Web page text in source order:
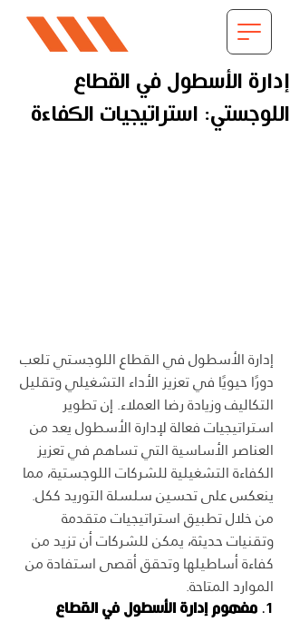
إدارة الأسطول في القطاع
اللوجستي: استراتيجيات الكفاءة
إدارة الأسطول في القطاع اللوجستي تلعب
دورًا حيويًا في تعزيز الأداء التشغيلي وتقليل
التكاليف وزيادة رضا العملاء. إن تطوير
استراتيجيات فعالة لإدارة الأسطول يعد من
العناصر الأساسية التي تساهم في تعزيز
الكفاءة التشغيلية للشركات اللوجستية، مما
ينعكس على تحسين سلسلة التوريد ككل.
من خلال تطبيق استراتيجيات متقدمة
وتقنيات حديثة، يمكن للشركات أن تزيد من
كفاءة أساطيلها وتحقق أقصى استفادة من
الموارد المتاحة.
1. مفهوم إدارة الأسطول في القطاع